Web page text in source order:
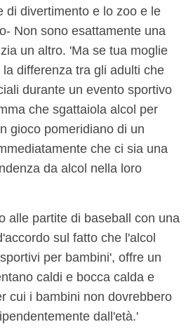
di divertimento e lo zoo e le
Non sono esattamente una
un altro. 'Ma se tua moglie
differenza tra gli adulti che
durante un evento sportivo
che sgattaiola alcol per
gioco pomeridiano di un
che ci sia una
da alcol nella loro
alle partite di baseball con una
sul fatto che l'alcol
per bambini', offre un
caldi e bocca calda e
cui i bambini non dovrebbero
dall'età.'